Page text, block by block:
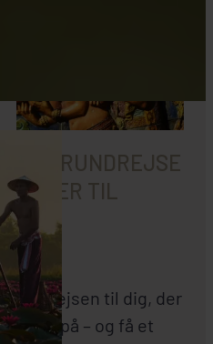
EN RUNDREJSE
TIL
er rejsen til dig, der
tæt på – og få et